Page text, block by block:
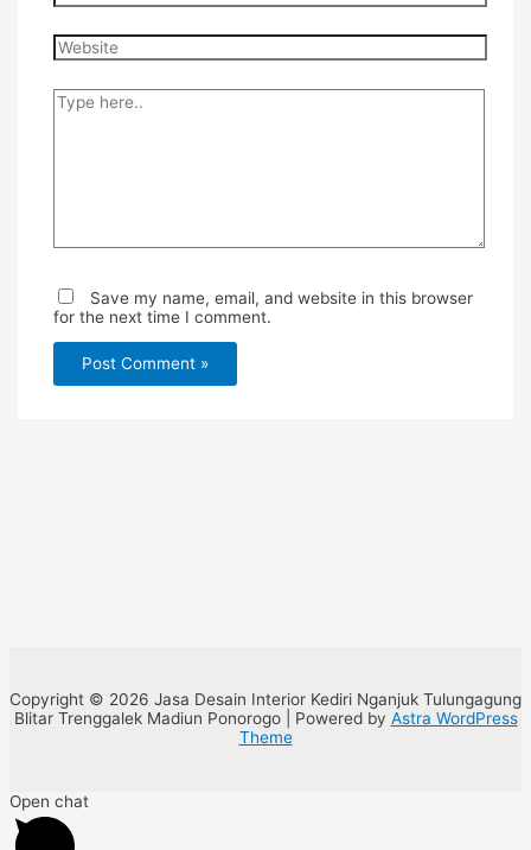
Website
Type
here..
Save my name, email, and website in this browser
for the next time I comment.
Copyright © 2026 Jasa Desain Interior Kediri Nganjuk Tulungagung
Blitar Trenggalek Madiun Ponorogo | Powered by Astra WordPress
Theme
Open chat